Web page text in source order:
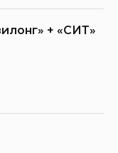
+ «СИТ»